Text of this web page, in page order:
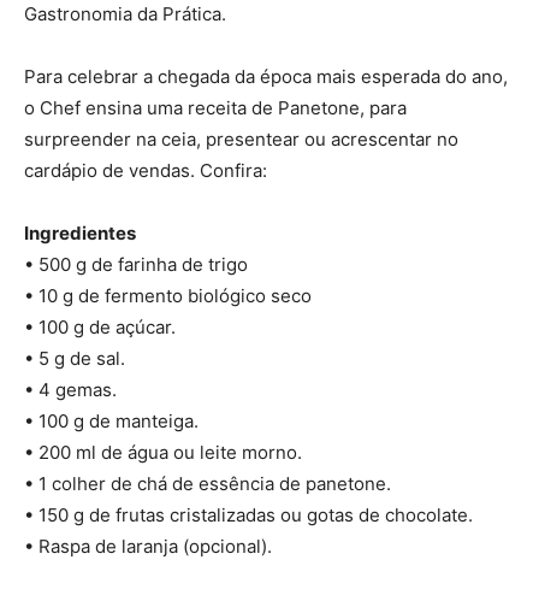
Gastronomia da Prática.
Para celebrar a chegada da época mais esperada do ano,
o Chef ensina uma receita de Panetone, para
surpreender na ceia, presentear ou acrescentar no
cardápio de vendas. Confira:
Ingredientes
• 500 g de farinha de trigo
• 10 g de fermento biológico seco
• 100 g de açúcar.
• 5 g de sal.
• 4 gemas.
• 100 g de manteiga.
• 200 ml de água ou leite morno.
• 1 colher de chá de essência de panetone.
• 150 g de frutas cristalizadas ou gotas de chocolate.
• Raspa de laranja (opcional).